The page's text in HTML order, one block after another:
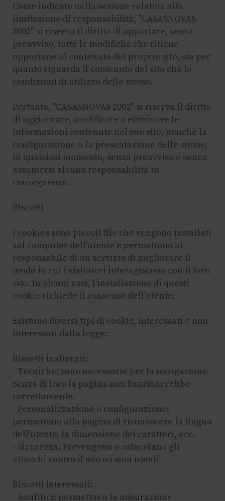
Come indicato nella sezione relativa alla
limitazione di responsabilità, "CASASNOVAS
2002" si riserva il diritto di apportare, senza
preavviso, tutte le modifiche che ritiene
opportune al contenuto del proprio sito, sia per
quanto riguarda il contenuto del sito che le
condizioni di utilizzo dello stesso.
Pertanto, "CASASNOVAS 2002" si riserva il diritto
di aggiornare, modificare o eliminare le
informazioni contenute nel suo sito, nonché la
configurazione o la presentazione delle stesse,
in qualsiasi momento, senza preavviso e senza
assumersi alcuna responsabilità in
conseguenza.
Biscotti
I cookies sono piccoli file che vengono installati
sul computer dell'utente e permettono al
responsabile di un servizio di migliorare il
modo in cui i visitatori interagiscono con il loro
sito. In alcuni casi, l'installazione di questi
cookie richiede il consenso dell'utente.
Esistono diversi tipi di cookie, interessati e non
interessati dalla legge:
Biscotti inalterati:
- Tecniche: sono necessarie per la navigazione.
Senza di loro la pagina non funzionerebbe
correttamente.
- Personalizzazione o configurazione:
permettono alla pagina di riconoscere la lingua
dell'utente, la dimensione dei caratteri, ecc.
- Sicurezza: Prevengono o ostacolano gli
attacchi contro il sito o i suoi utenti.
Biscotti interessati:
- Analitici: permettono la misurazione